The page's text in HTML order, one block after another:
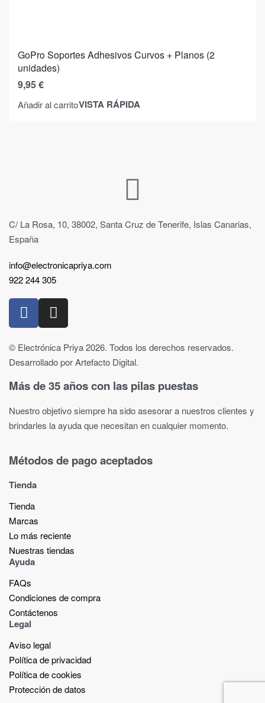
GoPro Soportes Adhesivos Curvos + Planos (2
unidades)
9,95€
Añadir al carritoVISTA RÁPIDA
C/ La Rosa, 10, 38002, Santa Cruz de Tenerife, Islas Canarias,
España
info@electronicapriya.com
922 244 305
© Electrónica Priya 2026. Todos los derechos reservados.
Desarrollado por Artefacto Digital.
Más de 35 años con las pilas puestas
Nuestro objetivo siempre ha sido asesorar a nuestros clientes y
brindarles la ayuda que necesitan en cualquier momento.
Métodos de pago aceptados
Tienda
Tienda
Marcas
Lo más reciente​
Nuestras tiendas​
Ayuda
FAQs
Condiciones de compra
Contáctenos
Legal
Aviso legal
Política de privacidad
Política de cookies
Protección de datos